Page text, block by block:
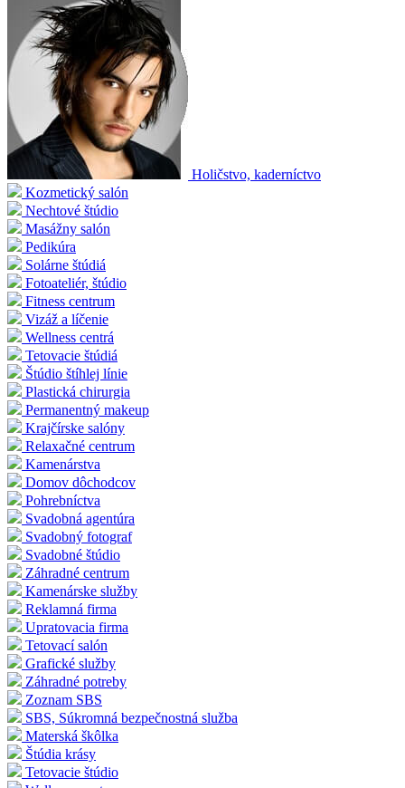
Holičstvo, kaderníctvo
Kozmetický salón
Nechtové štúdio
Masážny salón
Pedikúra
Solárne štúdiá
Fotoateliér, štúdio
Fitness centrum
Vizáž a líčenie
Wellness centrá
Tetovacie štúdiá
Štúdio štíhlej línie
Plastická chirurgia
Permanentný makeup
Krajčírske salóny
Relaxačné centrum
Kamenárstva
Domov dôchodcov
Pohrebníctva
Svadobná agentúra
Svadobný fotograf
Svadobné štúdio
Záhradné centrum
Kamenárske služby
Reklamná firma
Upratovacia firma
Tetovací salón
Grafické služby
Záhradné potreby
Zoznam SBS
SBS, Súkromná bezpečnostná služba
Materská škôlka
Štúdia krásy
Tetovacie štúdio